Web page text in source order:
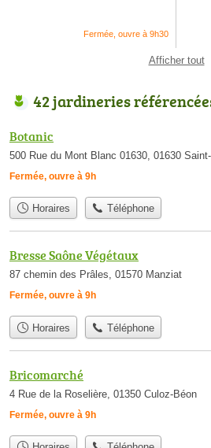
Fermée, ouvre à 9h30
Afficher tout
42 jardineries
Botanic
500 Rue du Mont Blanc 01630, 01630
Fermée, ouvre à 9h
Horaires Téléphone
Bresse Saône Végétaux
87 chemin des Prâles, 01570 Manziat
Fermée, ouvre à 9h
Horaires Téléphone
Bricomarché
4 Rue de la Roselière, 01350 Culoz-Béon
Fermée, ouvre à 9h